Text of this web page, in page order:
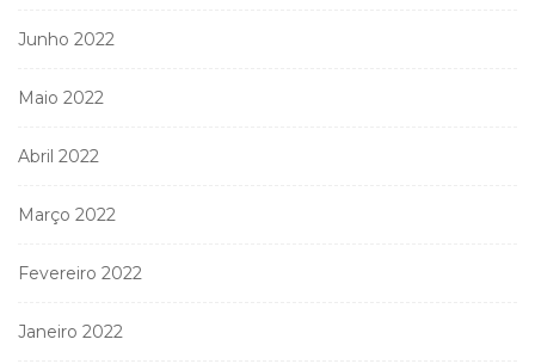
Junho 2022
Maio 2022
Abril 2022
Março 2022
Fevereiro 2022
Janeiro 2022